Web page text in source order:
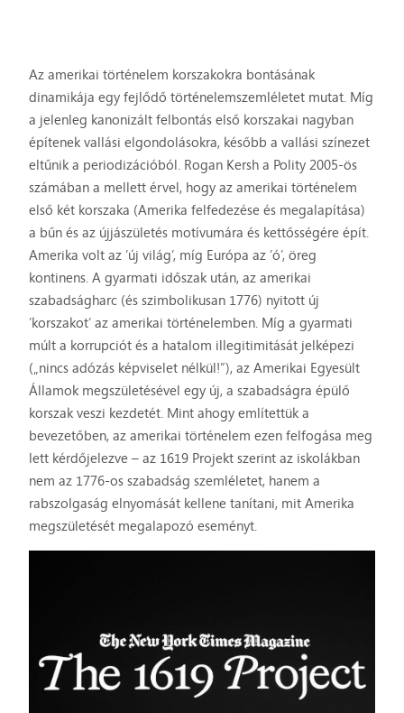
Az amerikai történelem korszakokra bontásának
dinamikája egy fejlődő történelemszemléletet mutat. Míg
a jelenleg kanonizált felbontás első korszakai nagyban
építenek vallási elgondolásokra, később a vallási színezet
eltűnik a periodizációból. Rogan Kersh a Polity 2005-ös
számában a mellett érvel, hogy az amerikai történelem
első két korszaka (Amerika felfedezése és megalapítása)
a bűn és az újjászületés motívumára és kettősségére épít.
Amerika volt az ’új világ’, míg Európa az ’ó’, öreg
kontinens. A gyarmati időszak után, az amerikai
szabadságharc (és szimbolikusan 1776) nyitott új
’korszakot’ az amerikai történelemben. Míg a gyarmati
múlt a korrupciót és a hatalom illegitimitását jelképezi
(„nincs adózás képviselet nélkül!”), az Amerikai Egyesült
Államok megszületésével egy új, a szabadságra épülő
korszak veszi kezdetét. Mint ahogy említettük a
bevezetőben, az amerikai történelem ezen felfogása meg
lett kérdőjelezve – az 1619 Projekt szerint az iskolákban
nem az 1776-os szabadság szemléletet, hanem a
rabszolgaság elnyomását kellene tanítani, mit Amerika
megszületését megalapozó eseményt.